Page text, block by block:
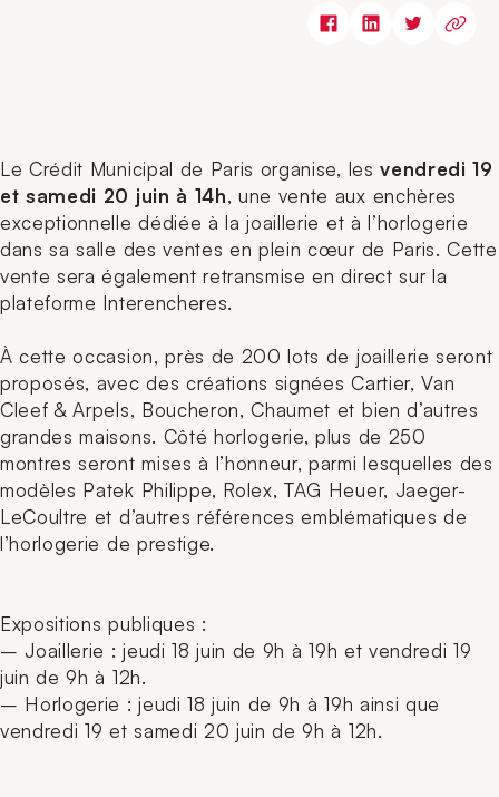
Le Crédit Municipal de Paris organise, lesvendredi 19
et samedi 20 juin à 14h, une vente aux enchères
exceptionnelle dédiée à la joaillerie et à l’horlogerie
dans sa salle des ventes en plein cœur de Paris. Cette
vente sera également retransmise en direct sur la
plateforme Interencheres.
À cette occasion, près de 200 lots de joaillerie seront
proposés, avec des créations signées Cartier, Van
Cleef & Arpels, Boucheron, Chaumet et bien d’autres
grandes maisons. Côté horlogerie, plus de 250
montres seront mises à l’honneur, parmi lesquelles des
modèles Patek Philippe, Rolex, TAG Heuer, Jaeger-
LeCoultre et d’autres références emblématiques de
l’horlogerie de prestige.
Expositions publiques :
– Joaillerie : jeudi 18 juin de 9h à 19h et vendredi 19
juin de 9h à 12h.
– Horlogerie : jeudi 18 juin de 9h à 19h ainsi que
vendredi 19 et samedi 20 juin de 9h à 12h.